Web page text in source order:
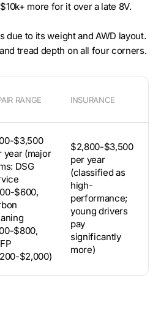
more for it over a late 8V.
due to its weight and AWD layout.
tread depth on all four corners.
RANGE INSURANCE
$3,500
year (major
DSG
$600,
$800,
$2,000)
$2,800-$3,500
per year
(classified as
high-
performance;
young drivers
pay
significantly
more)